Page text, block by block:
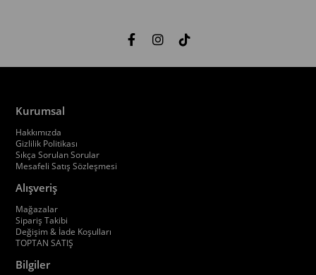
Kurumsal
Hakkımızda
Gizlilik Politikası
Sıkça Sorulan Sorular
Mesafeli Satış Sözleşmesi
Alışveriş
Mağazalar
Sipariş Takibi
Değişim & İade Koşulları
TOPTAN SATIŞ
Bilgiler